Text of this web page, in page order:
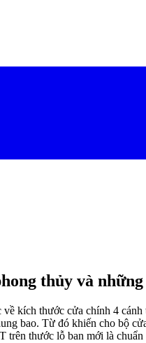
thủy và
về kích thước cửa chính 4 cánh
bao. Từ đó khiến cho bộ
trên thước lỗ ban mới là chuẩn